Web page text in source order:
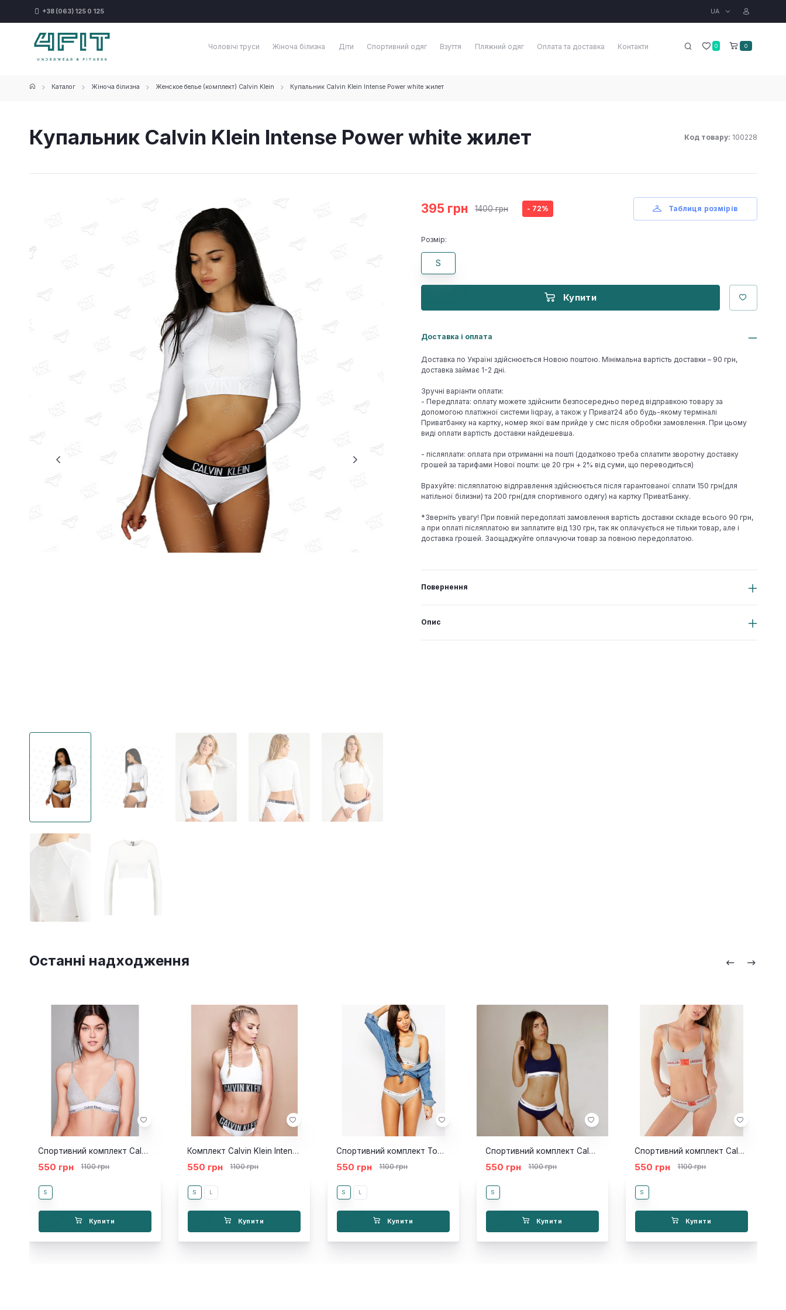
+38 (063) 125 0 125 UA
0 0
Чоловічі труси Жіноча білизна Діти Спортивний одяг Взуття Пляжний одяг Оплата та доставка Контакти
Каталог Жіноча білизна Женское белье (комплект) Calvin Klein Купальник Calvin Klein Intense Power white жилет
Купальник Calvin Klein Intense Power white жилет Код товару: 100228
395 грн 1400 грн - 72% Таблиця розмірів
Розмір:
S
Купити
Доставка і оплата
Доставка по Україні здійснюється Новою поштою. Мінімальна вартість доставки – 90 грн,
доставка займає 1-2 дні.
Зручні варіанти оплати:
- Передплата: оплату можете здійснити безпосередньо перед відправкою товару за
допомогою платіжної системи liqpay, а також у Приват24 або будь-якому терміналі
Приватбанку на картку, номер якої вам прийде у смс після обробки замовлення. При цьому
виді оплати вартість доставки найдешевша.
- післяплати: оплата при отриманні на пошті (додатково треба сплатити зворотну доставку
грошей за тарифами Нової пошти: це 20 грн + 2% від суми, що переводиться)
Врахуйте: післяплатою відправлення здійснюється після гарантованої сплати 150 грн(для
натільної білизни) та 200 грн(для спортивного одягу) на картку ПриватБанку.
*Зверніть увагу! При повній передоплаті замовлення вартість доставки складе всього 90 грн,
а при оплаті післяплатою ви заплатите від 130 грн, так як оплачується не тільки товар, але і
доставка грошей. Заощаджуйте оплачуючи товар за повною передоплатою.
Повернення
Опис
Останні надходження
Спортивний комплект Calvin Klein ліф-топ стрінги сірий
550 грн 1100 грн
S
Купити
Комплект Calvin Klein Intense Power топ стрінги
550 грн 1100 грн
S L
Купити
Спортивний комплект Tommy топ труси сірий
550 грн 1100 грн
S L
Купити
Спортивний комплект Calvin Klein Топ Труси синій
550 грн 1100 грн
S
Купити
Спортивний комплект Calvin Klein Monogram сірий Топ-ліф стрінги
550 грн 1100 грн
S
Купити